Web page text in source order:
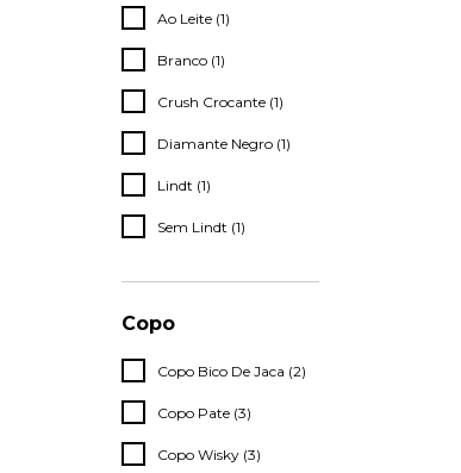
Ao Leite (1)
Branco (1)
Crush Crocante (1)
Diamante Negro (1)
Lindt (1)
Sem Lindt (1)
Copo
Copo Bico De Jaca (2)
Copo Pate (3)
Copo Wisky (3)